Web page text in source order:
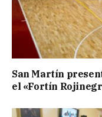
San Martín
el «Fortín